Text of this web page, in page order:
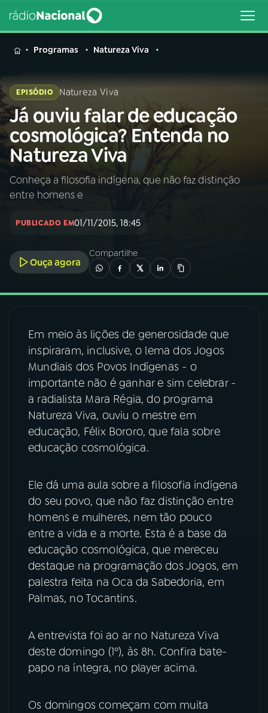
MENU
Buscar
na
Rádio
Nacional
Buscar
AO VIVO
INÍCIO
A RÁDIO
03PROGRAMAÇÃO
04 PROGRAMAS
PODCASTS
06VIDEOCASTS
ÚLTIMAS
FESTIVAL DE MÚSICA
ACOMPANHE A RÁDIO NACIONAL
YouTube Facebook
Programas Natureza Viva
EPISÓDIO Natureza Viva
Já ouviu falar de educação
cosmológica? Entenda no
Natureza Viva
Conheça a filosofia indígena, que não faz distinção
entre homens e
PUBLICADO EM01/11/2015, 18:45
Ouça agora
Compartilhe
Em meio às lições de generosidade que
inspiraram, inclusive, o lema dos Jogos
Mundiais dos Povos Indígenas - o
importante não é ganhar e sim celebrar -
a radialista Mara Régia, do programa
Natureza Viva, ouviu o mestre em
educação, Félix Bororo, que fala sobre
educação cosmológica.
Ele dá uma aula sobre a filosofia indígena
do seu povo, que não faz distinção entre
homens e mulheres, nem tão pouco
entre a vida e a morte. Esta é a base da
educação cosmológica, que mereceu
destaque na programação dos Jogos, em
palestra feita na Oca da Sabedoria, em
Palmas, no Tocantins.
A entrevista foi ao ar no Natureza Viva
deste domingo (1º), às 8h. Confira bate-
papo na íntegra, no player acima.
Os domingos começam com muita